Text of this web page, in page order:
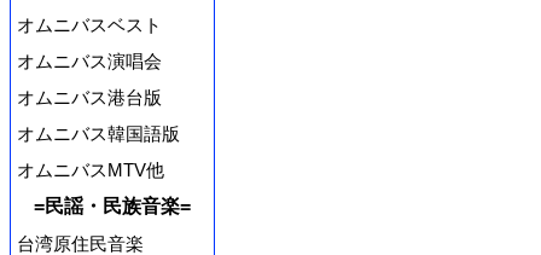
オムニバスベスト
オムニバス演唱会
オムニバス港台版
オムニバス韓国語版
オムニバスMTV他
=民謡・民族音楽=
台湾原住民音楽